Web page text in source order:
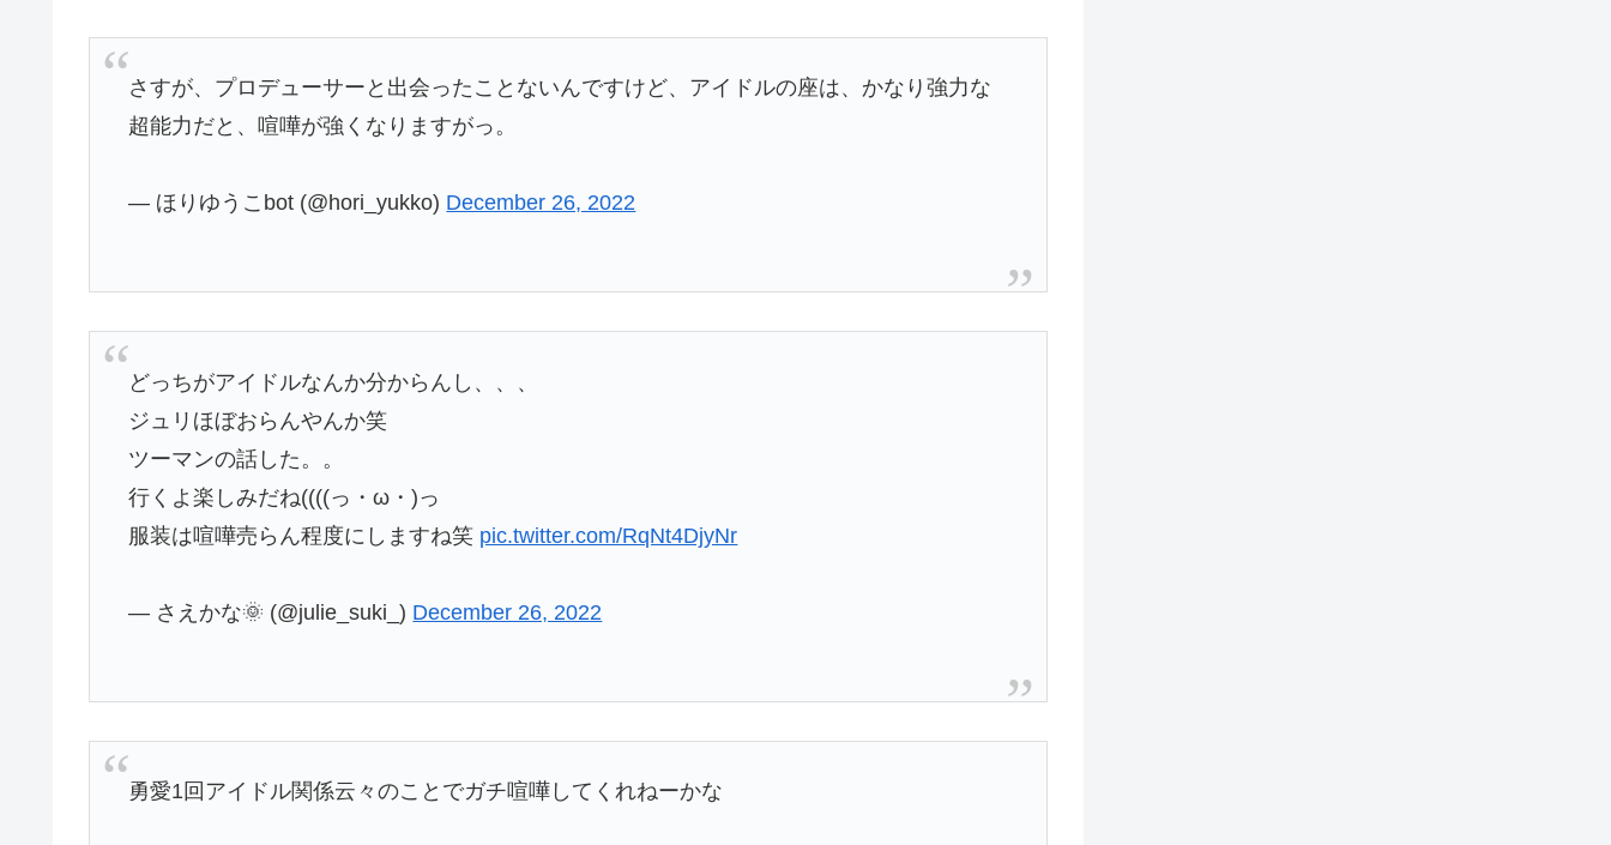
さすが、プロデューサーと出会ったことないんですけど、アイドルの座は、かなり強力な
超能力だと、喧嘩が強くなりますがっ。
— ほりゆうこbot (@hori_yukko) December 26, 2022
どっちがアイドルなんか分からんし、、、
ジュリほぼおらんやんか笑
ツーマンの話した。。
行くよ楽しみだね((((っ・ω・)っ
服装は喧嘩売らん程度にしますね笑 pic.twitter.com/RqNt4DjyNr
— さえかな🌞 (@julie_suki_) December 26, 2022
勇愛1回アイドル関係云々のことでガチ喧嘩してくれねーかな